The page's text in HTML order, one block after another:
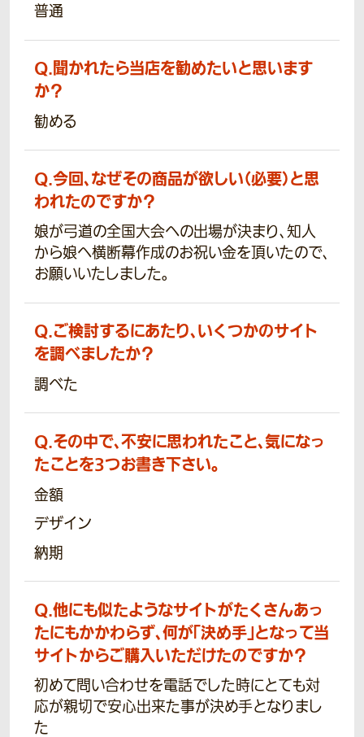
普通
Q.聞かれたら当店を勧めたいと思います
か？
勧める
Q.今回、なぜその商品が欲しい（必要）と思
われたのですか？
娘が弓道の全国大会への出場が決まり、知人
から娘へ横断幕作成のお祝い金を頂いたので、
お願いいたしました。
Q.ご検討するにあたり、いくつかのサイト
を調べましたか？
調べた
Q.その中で、不安に思われたこと、気になっ
たことを3つお書き下さい。
金額
デザイン
納期
Q.他にも似たようなサイトがたくさんあっ
たにもかかわらず、何が「決め手」となって当
サイトからご購入いただけたのですか？
初めて問い合わせを電話でした時にとても対
応が親切で安心出来た事が決め手となりまし
た